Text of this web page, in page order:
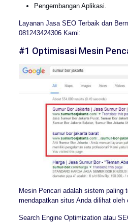
Pengembangan Aplikasi.
Layanan Jasa SEO Terbaik dan
081243424306 Kami:
#1 Optimisasi Mesin
Mesin Pencari adalah sistem paling
mendapatkan situs Anda dilihat oleh
Search Engine Optimization atau